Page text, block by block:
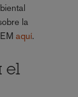
la
aquí.
el